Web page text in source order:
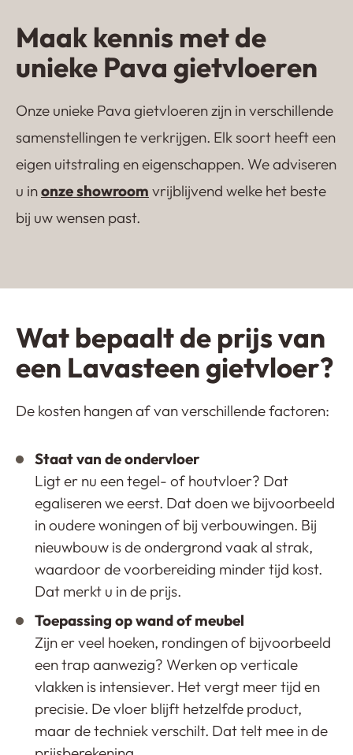
Maak kennis met de
unieke Pava gietvloeren
Onze unieke Pava gietvloeren zijn in verschillende
samenstellingen te verkrijgen. Elk soort heeft een
eigen uitstraling en eigenschappen. We adviseren
u inonze showroom vrijblijvend welke het beste
bij uw wensen past.
Lavasteen gietvloer
Kwartsiet gietvloer
Castle Floor
Terrazzo gietvloer
Wat bepaalt de prijs van
een Lavasteen gietvloer?
De kosten hangen af van verschillende factoren:
Staat van de ondervloer
Ligt er nu een tegel- of houtvloer? Dat
egaliseren we eerst. Dat doen we bijvoorbeeld
in oudere woningen of bij verbouwingen. Bij
nieuwbouw is de ondergrond vaak al strak,
waardoor de voorbereiding minder tijd kost.
Dat merkt u in de prijs.
Toepassing op wand of meubel
Zijn er veel hoeken, rondingen of bijvoorbeeld
een trap aanwezig? Werken op verticale
vlakken is intensiever. Het vergt meer tijd en
precisie. De vloer blijft hetzelfde product,
maar de techniek verschilt. Dat telt mee in de